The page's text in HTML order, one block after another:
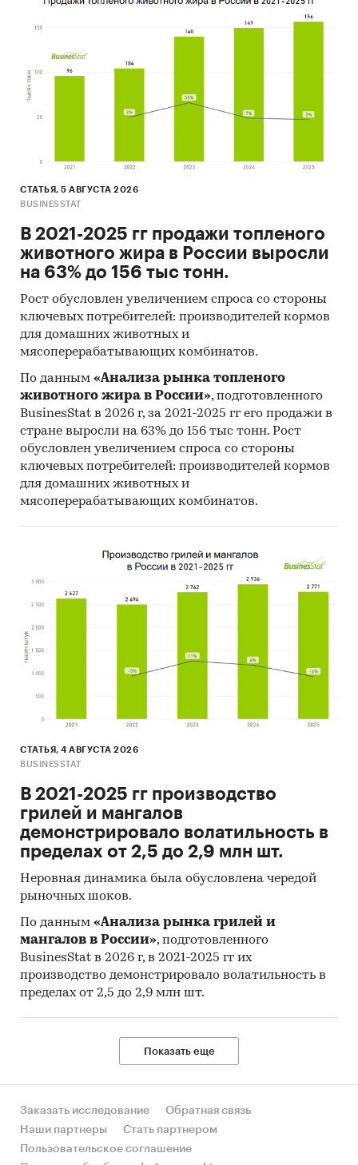
Материалы Всемирного банка (World Bank).
Материалы ВТО (World Trade Organization).
Материалы Организации экономического
сотрудничества и развития (Organization for
Материалы International Trade Centre.
Материалы Index Mundi.
Research Group.
Объем и структура выборки
Процедура контент-анализа документов не
предполагает расчета объема выборочной
совокупности. Обработке и анализу подлежат
все доступные исследователю документы.
К отчету прилагается обработанная и
пригодная к дальнейшему использованиюбаза
данных с подробной информацией об
импорте в Россию и экспорте из России
стронция.База включает в себя большое число
различных показателей:
Производитель
Месяц импорта/экспорта
Компании получатели и отправители
товара
Страны получатели, отправители и
производители товара
Объем импорта и экспорта в натуральном
выражении
Объем импорта и экспорта в стоимостном
выражении
позволят Вам самостоятельно выполнить
любые требующиеся запросы, которые не
включены в отчет.
Категории:
Россия
Стронций
СТАТЬЯ, 5 АВГУСТА 2026
BUSINESSTAT
В 2021-2025 гг продажи топленого
животного жира в России выросли
на 63% до 156 тыс тонн.
Рост обусловлен увеличением спроса со стороны
ключевых потребителей: производителей кормов
для домашних животных и
мясоперерабатывающих комбинатов.
По данным «Анализа рынка топленого
животного жира в России», подготовленного
BusinesStat в 2026 г, за 2021-2025 гг его продажи в
стране выросли на 63% до 156 тыс тонн. Рост
обусловлен увеличением спроса со стороны
ключевых потребителей: производителей кормов
для домашних животных и
мясоперерабатывающих комбинатов.
СТАТЬЯ, 4 АВГУСТА 2026
BUSINESSTAT
В 2021-2025 гг производство
грилей и мангалов
демонстрировало волатильность в
пределах от 2,5 до 2,9 млн шт.
Неровная динамика была обусловлена чередой
рыночных шоков.
По данным «Анализа рынка грилей и
мангалов в России», подготовленного
BusinesStat в 2026 г, в 2021-2025 гг их
производство демонстрировало волатильность в
пределах от 2,5 до 2,9 млн шт.
Показать еще
Заказать исследование
Обратная связь
Наши партнеры
Стать партнером
Пользовательское соглашение